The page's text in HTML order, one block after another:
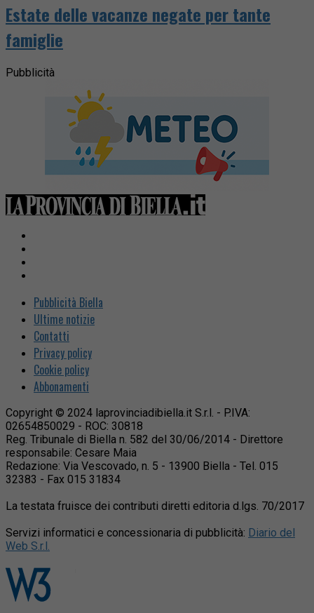
Estate delle vacanze negate per tante
famiglie
Pubblicità
Pubblicità Biella
Ultime notizie
Contatti
Privacy policy
Cookie policy
Abbonamenti
Copyright © 2024 laprovinciadibiella.it S.r.l. - P.IVA:
02654850029 - ROC: 30818
Reg. Tribunale di Biella n. 582 del 30/06/2014 - Direttore
responsabile: Cesare Maia
Redazione: Via Vescovado, n. 5 - 13900 Biella - Tel. 015
32383 - Fax 015 31834
La testata fruisce dei contributi diretti editoria d.lgs. 70/2017
Servizi informatici e concessionaria di pubblicità: Diario del
Web S.r.l.